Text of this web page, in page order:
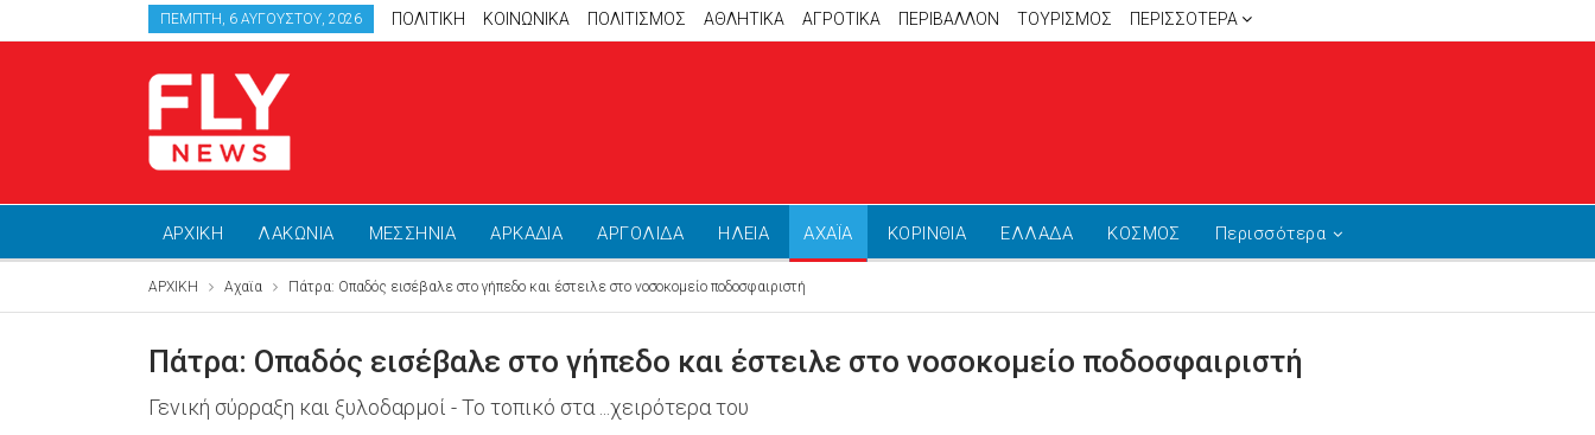
ΠΈΜΠΤΗ, 6 ΑΥΓΟΎΣΤΟΥ, 2026 ΠΟΛΙΤΙΚΗ ΚΟΙΝΩΝΙΚΑ ΠΟΛΙΤΙΣΜΟΣ ΑΘΛΗΤΙΚΆ ΑΓΡΟΤΙΚΑ ΠΕΡΙΒΑΛΛΟΝ ΤΟΥΡΙΣΜΟΣ ΠΕΡΙΣΣΌΤΕΡΑ
ΑΡΧΙΚΗ ΛΑΚΩΝΙΑ ΜΕΣΣΗΝΙΑ ΑΡΚΑΔΙΑ ΑΡΓΟΛΙΔΑ ΗΛΕΙΑ ΑΧΑΪΑ ΚΟΡΙΝΘΙΑ ΕΛΛΑΔΑ ΚΟΣΜΟΣ Περισσότερα
ΑΡΧΙΚΗ Αχαϊα Πάτρα: Οπαδός εισέβαλε στο γήπεδο και έστειλε στο νοσοκομείο ποδοσφαιριστή
Πάτρα: Οπαδός εισέβαλε στο γήπεδο και έστειλε στο νοσοκομείο ποδοσφαιριστή
Γενική σύρραξη και ξυλοδαρμοί - Το τοπικό στα ...χειρότερα του